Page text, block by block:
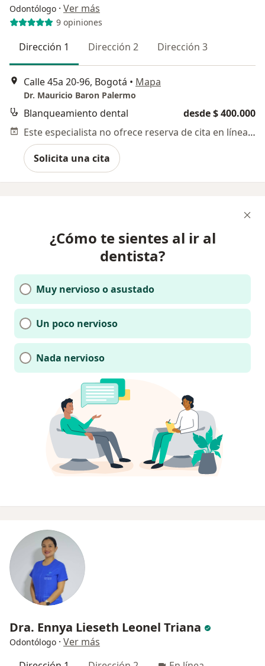
Odontólogo · Ver más
9 opiniones
Dirección 1 Dirección 2 Dirección 3
Calle 45a 20-96, Bogotá • Mapa
Dr. Mauricio Baron Palermo
Blanqueamiento dental
desde $ 400.000
Este especialista no ofrece reserva de cita en línea en esta dirección.
Solicita una cita
¿Cómo te sientes al ir al
dentista?
Muy nervioso o asustado
Un poco nervioso
Nada nervioso
Dra. Ennya Lieseth Leonel Triana
Odontólogo · Ver más